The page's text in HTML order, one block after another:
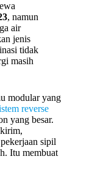
, namun
air
jenis
tidak
masih
modular yang
reverse
yang besar.
sipil
Itu membuat